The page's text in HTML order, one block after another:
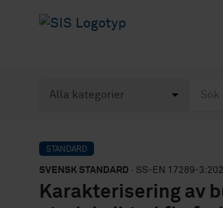
STANDARD
SVENSK STANDARD · SS-EN 17289-
Karakterisering av